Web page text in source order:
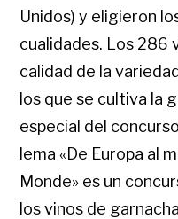
Unidos) y eligieron
cualidades. Los 286
calidad de la
los que se cultiva la
especial del
lema «De Europa al
Monde» es un
los vinos de